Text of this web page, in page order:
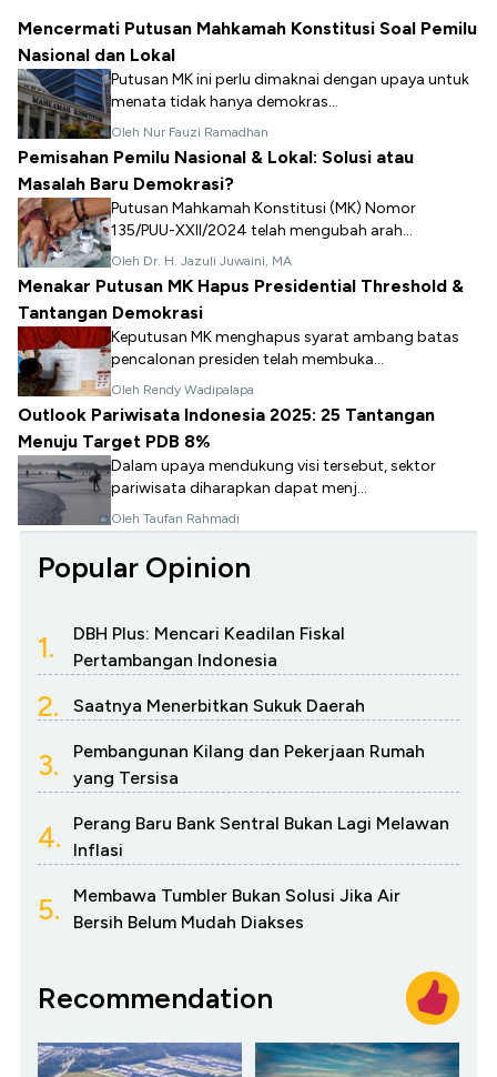
Mencermati Putusan Mahkamah Konstitusi Soal Pemilu
Nasional dan Lokal
Putusan MK ini perlu dimaknai dengan upaya untuk
menata tidak hanya demokras...
Oleh Nur Fauzi Ramadhan
Pemisahan Pemilu Nasional & Lokal: Solusi atau
Masalah Baru Demokrasi?
Putusan Mahkamah Konstitusi (MK) Nomor
135/PUU-XXII/2024 telah mengubah arah...
Oleh Dr. H. Jazuli Juwaini, MA
Menakar Putusan MK Hapus Presidential Threshold &
Tantangan Demokrasi
Keputusan MK menghapus syarat ambang batas
pencalonan presiden telah membuka...
Oleh Rendy Wadipalapa
Outlook Pariwisata Indonesia 2025: 25 Tantangan
Menuju Target PDB 8%
Dalam upaya mendukung visi tersebut, sektor
pariwisata diharapkan dapat menj...
Oleh Taufan Rahmadi
Popular Opinion
1.
DBH Plus: Mencari Keadilan Fiskal
Pertambangan Indonesia
2. Saatnya Menerbitkan Sukuk Daerah
3.
Pembangunan Kilang dan Pekerjaan Rumah
yang Tersisa
4.
Perang Baru Bank Sentral Bukan Lagi Melawan
Inflasi
5.
Membawa Tumbler Bukan Solusi Jika Air
Bersih Belum Mudah Diakses
Recommendation